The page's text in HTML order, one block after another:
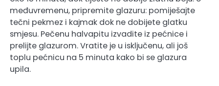
međuvremenu, pripremite glazuru: pomiješajte
tečni pekmez i kajmak dok ne dobijete glatku
smjesu. Pečenu halvapitu izvadite iz pećnice i
prelijte glazurom. Vratite je u isključenu, ali još
toplu pećnicu na 5 minuta kako bi se glazura
upila.